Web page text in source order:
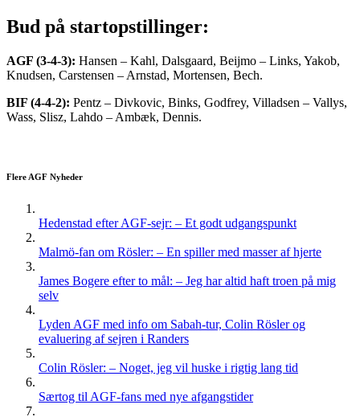
Bud på startopstillinger:
AGF (3-4-3): Hansen – Kahl, Dalsgaard, Beijmo – Links, Yakob,
Knudsen, Carstensen – Arnstad, Mortensen, Bech.
BIF (4-4-2): Pentz – Divkovic, Binks, Godfrey, Villadsen – Vallys,
Wass, Slisz, Lahdo – Ambæk, Dennis.
Flere AGF Nyheder
Hedenstad efter AGF-sejr: – Et godt udgangspunkt
Malmö-fan om Rösler: – En spiller med masser af hjerte
James Bogere efter to mål: – Jeg har altid haft troen på mig
selv
Lyden AGF med info om Sabah-tur, Colin Rösler og
evaluering af sejren i Randers
Colin Rösler: – Noget, jeg vil huske i rigtig lang tid
Særtog til AGF-fans med nye afgangstider